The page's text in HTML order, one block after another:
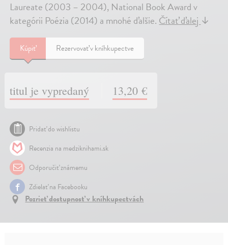
Laureate (2003 – 2004), National Book Award v
kategórii Poézia (2014) a mnohé ďalšie. Čítať ďalej ↓
Kúpiť Rezervovať v kníhkupectve
titul je vypredaný 13,20 €
Pridať do wishlistu
Recenzia na medziknihami.sk
Odporučiť známemu
Zdielať na Facebooku
Pozrieť dostupnosť v kníhkupectvách